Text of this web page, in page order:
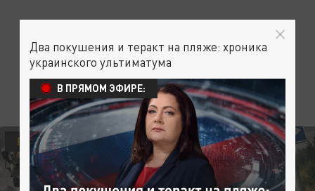
ПОЛИТИКА АНАЛИТИКА
Два покушения и теракт на пляже: хроника
украинского ультиматума
В ПРЯМОМ ЭФИРЕ: